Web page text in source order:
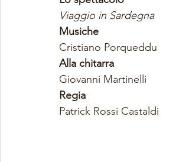
Viaggio in Sardegna
Musiche
Cristiano Porqueddu
Alla chitarra
Giovanni Martinelli
Regia
Patrick Rossi Castaldi